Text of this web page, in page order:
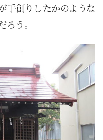
手創りしたかのような
う。